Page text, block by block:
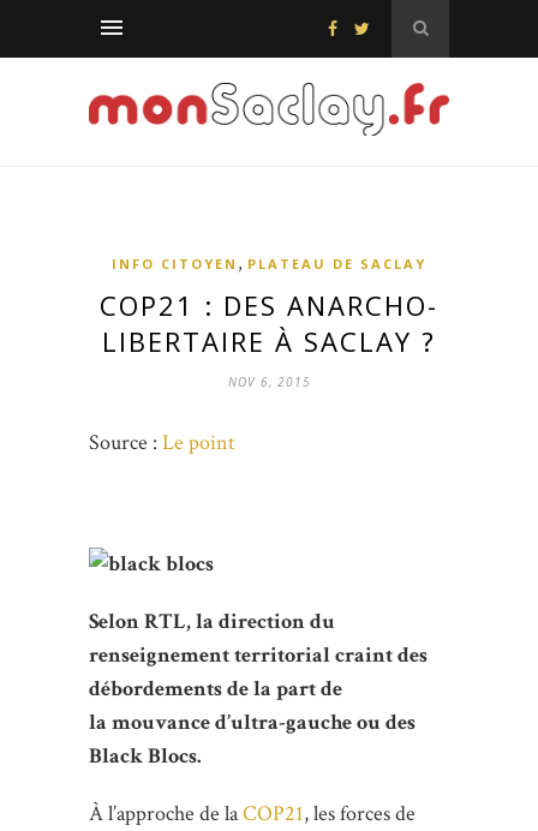
INFO CITOYEN , PLATEAU DE SACLAY
COP21 : DES ANARCHO-
LIBERTAIRE À SACLAY ?
NOV 6, 2015
Source : Le point
Selon RTL, la direction du
renseignement territorial craint des
débordements de la part de
la mouvance d’ultra-gauche ou des
Black Blocs.
À l’approche de laCOP21, les forces de